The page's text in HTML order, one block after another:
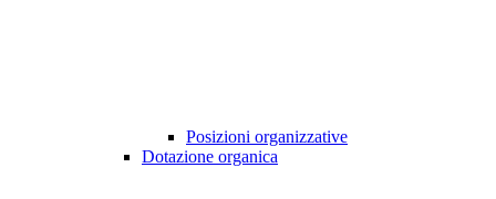
Posizioni organizzative
Dotazione organica